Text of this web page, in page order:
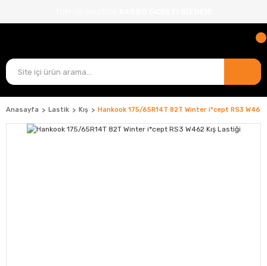
Anasayfa Lastik Kış Hankook 175/65R14T 82T Winter i*cept RS3 W462